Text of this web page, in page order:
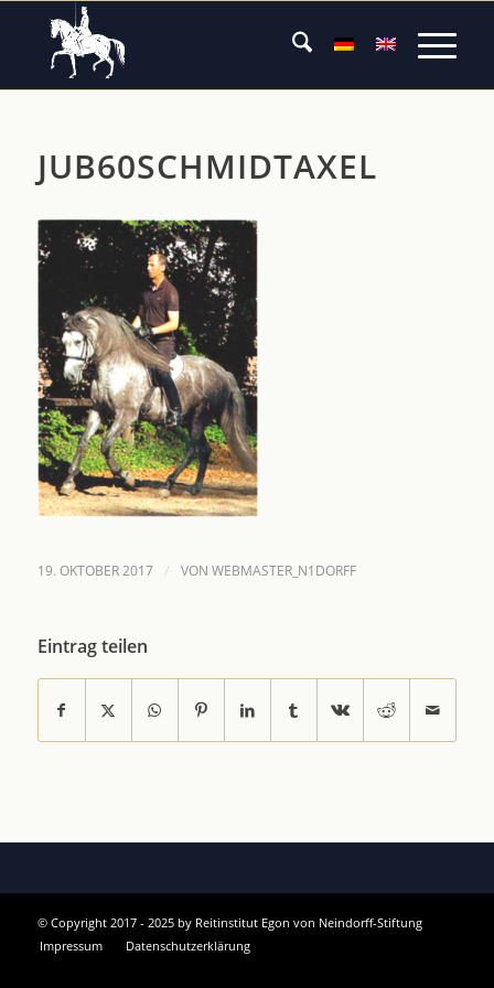
JUB60SCHMIDTAXEL
19. OKTOBER 2017 / VON WEBMASTER_N1DORFF
Eintrag teilen
© Copyright 2017 - 2025 by Reitinstitut Egon von Neindorff-Stiftung
Impressum
Datenschutzerklärung